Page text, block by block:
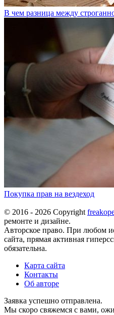
В чем разница между
Покупка прав на вездеход
© 2016 - 2026 Copyright
ремонте и дизайне.
Авторское право. При любом
сайта, прямая активная
обязательна.
Карта сайта
Контакты
Об авторе
Заявка успешно отправлена.
Мы скоро свяжемся с вами,